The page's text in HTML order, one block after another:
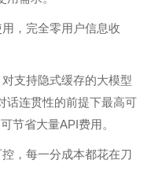
，完全零用户信息收
支持隐式缓存的大模型
话连贯性的前提下最高可
节省大量API费用。
，每一分成本都花在刀